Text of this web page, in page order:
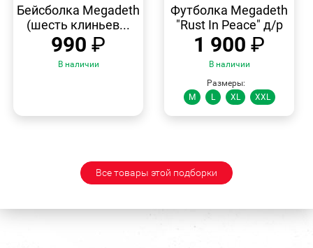
ПРОСМОТР
Бейсболка Megadeth
(шесть клиньев...
990 ₽
В наличии
ПРОСМОТР
Футболка Megadeth
"Rust In Peace" д/р
1 900 ₽
В наличии
Размеры:
M
L XL XXL
Все товары этой подборки